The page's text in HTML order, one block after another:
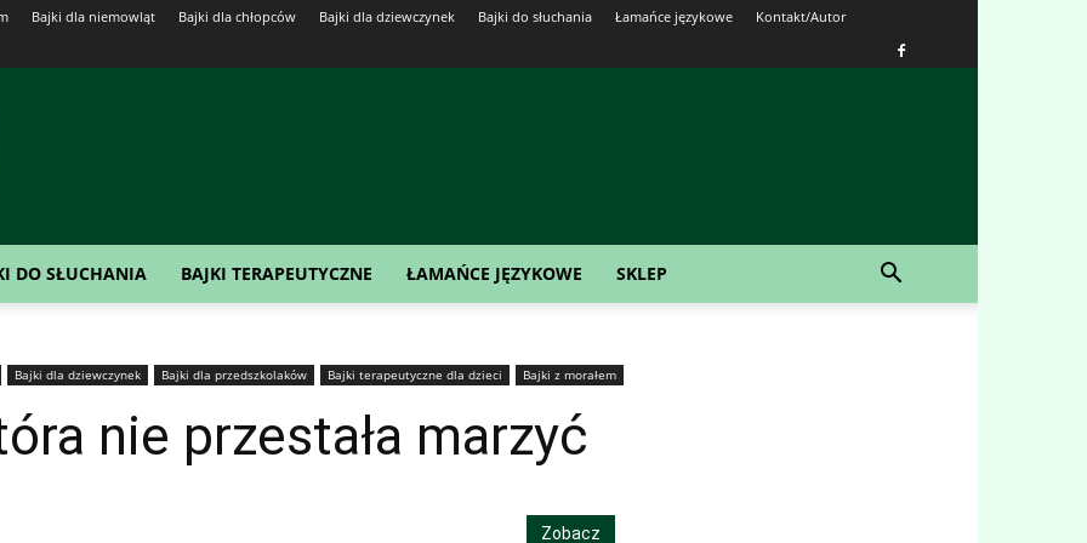
Bajki dla niemowląt Bajki dla chłopców Bajki dla dziewczynek Bajki do słuchania Łamańce językowe Kontakt/Autor
DO SŁUCHANIA BAJKI TERAPEUTYCZNE ŁAMAŃCE JĘZYKOWE SKLEP
Bajki dla dziewczynek Bajki dla przedszkolaków Bajki terapeutyczne dla dzieci Bajki z morałem
nie przestała marzyć
Zobacz